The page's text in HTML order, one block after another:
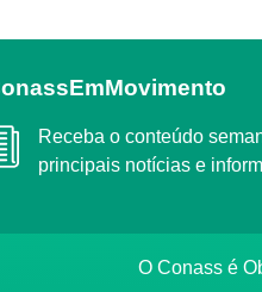
#ConassEmMovimento
Receba o conteúdo semanal do Conass com as
principais notícias e
O Conass é